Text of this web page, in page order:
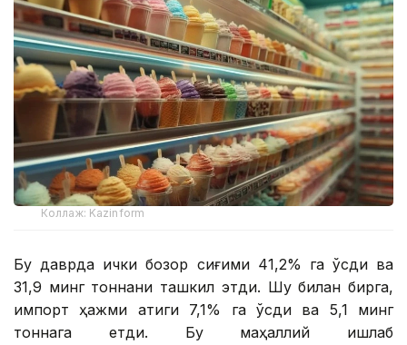
Коллаж: Kazinform
Бу даврда ички бозор сиғими 41,2% га ўсди ва
31,9 минг тоннани ташкил этди. Шу билан бирга,
импорт ҳажми атиги 7,1% га ўсди ва 5,1 минг
тоннага етди. Бу маҳаллий ишлаб